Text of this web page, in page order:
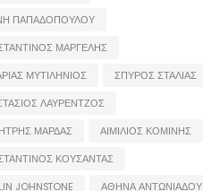
ΠΑΠΑΔΟΠΟΥΛΟΥ
ΜΑΡΓΕΛΗΣ
ΜΥΤΙΛΗΝΙΟΣ
ΣΠΥΡΟΣ ΣΤΑΛΙΑΣ
ΛΑΥΡΕΝΤΖΟΣ
ΜΑΡΔΑΣ
ΑΙΜΙΛΙΟΣ ΚΟΜΙΝΗΣ
ΚΟΥΣΑΝΤΑΣ
JOHNSTONE
ΑΘΗΝΑ ΑΝΤΩΝΙΑΔΟΥ